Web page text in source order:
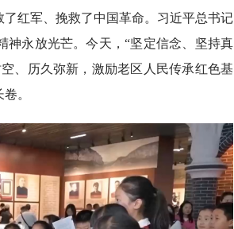
红军、挽救了中国革命。习近平总书记
神永放光芒。今天，“坚定信念、坚持真
、历久弥新，激励老区人民传承红色基
。